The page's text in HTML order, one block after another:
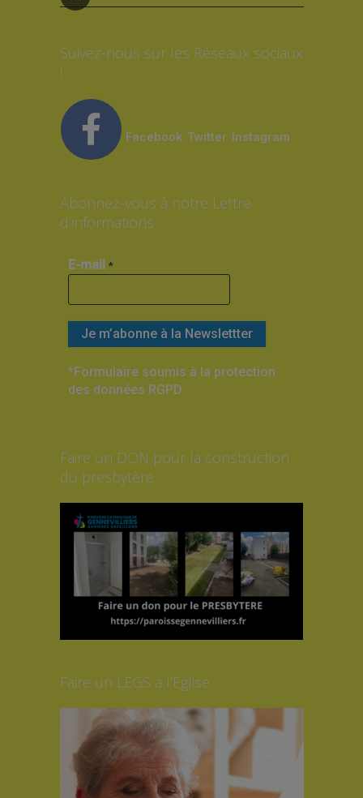
Suivez-nous sur les Réseaux sociaux
!
Facebook Twitter Instagram
Abonnez-vous à notre Lettre
d’informations
E-mail *
*Formulaire soumis à la protection
des données RGPD
Faire un DON pour la construction
du presbytère
Faire un LEGS à l’Eglise